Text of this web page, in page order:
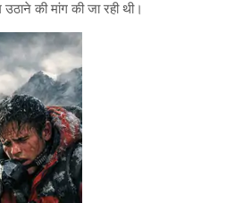
की मांग की जा रही थी।